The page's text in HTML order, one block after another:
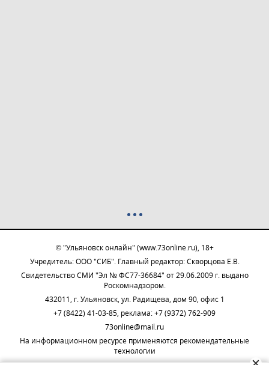
© "Ульяновск онлайн" (www.73online.ru), 18+
Учредитель: ООО "СИБ". Главный редактор: Скворцова Е.В.
Свидетельство СМИ "Эл № ФС77-36684" от 29.06.2009 г. выдано
Роскомнадзором.
432011, г. Ульяновск, ул. Радищева, дом 90, офис 1
+7 (8422) 41-03-85, реклама: +7 (9372) 762-909
73online@mail.ru
На информационном ресурсе применяются рекомендательные
технологии